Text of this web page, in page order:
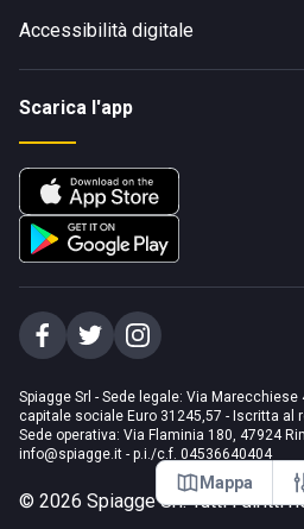
Mappa
Accessibilità digitale
Scarica l'app
Spiagge Srl - Sede legale: Via Marecchiese
capitale sociale Euro 31245,57 - Iscritta al
Sede operativa: Via Flaminia 180, 47924
info@spiagge.it - p.i./c.f. 04536640404
© 2026 Spiagge Srl. Tutti i diritti